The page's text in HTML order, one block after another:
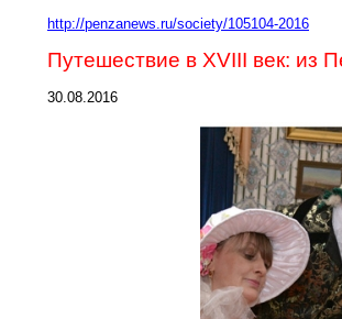
http://penzanews.ru/society/105104-2016
Путешествие в XVIII век: из
30.08.2016